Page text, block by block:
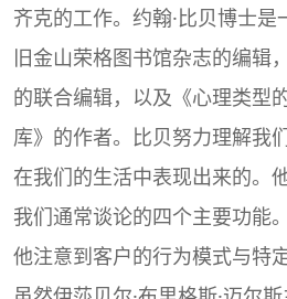
齐克的工作。约翰·比贝博士是
旧金山荣格图书馆杂志的编辑
的联合编辑，以及《心理类型
库》的作者。比贝努力理解我
在我们的生活中表现出来的。
我们通常谈论的四个主要功能
他注意到客户的行为模式与特